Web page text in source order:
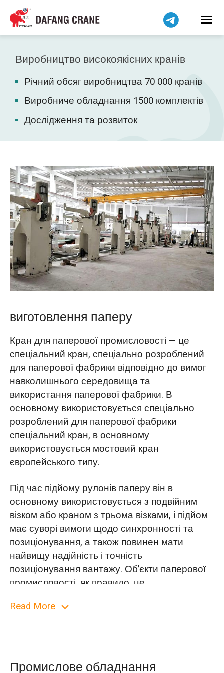
Виробництво високоякісних кранів
Річний обсяг виробництва 70 000 кранів
Виробниче обладнання 1500 комплектів
Дослідження та розвиток
виготовлення паперу
Кран для паперової промисловості — це
спеціальний кран, спеціально розроблений
для паперової фабрики відповідно до вимог
навколишнього середовища та
використання паперової фабрики. В
основному використовується спеціально
розроблений для паперової фабрики
спеціальний кран, в основному
використовується мостовий кран
європейського типу.
Під час підйому рулонів паперу він в
основному використовується з подвійним
візком або краном з трьома візками, і підйом
має суворі вимоги щодо синхронності та
позиціонування, а також повинен мати
найвищу надійність і точність
позиціонування вантажу. Об’єкти паперової
промисловості, як правило, це
цеховий комплекс, подвійний візок або три
традиційне керування кабіною дуже
Read More
Промислове обладнання
हिन्दी
Bahasa Indonesia
Bahasa Melayu
Tiếng Việt
简体中文
বাংলা
فارسی
Pilipino
Беларуская мова
Kiswahili
Dansk
Norsk
O‘zbekcha